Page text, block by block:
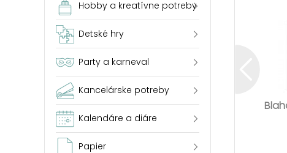
Hobby a kreatívne potreby
Detské hry
Party a karneval
Kancelárske potreby
Kalendáre a diáre
Papier